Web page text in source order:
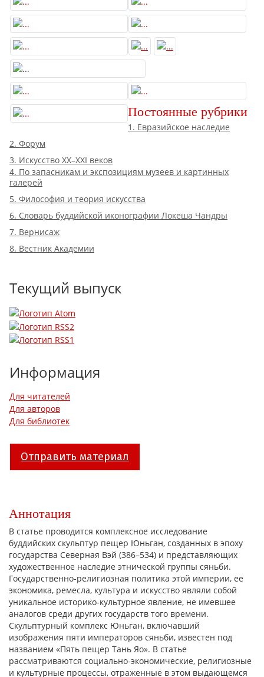
Постоянные рубрики
1. Евразийское наследие
2. Форум
3. Искусство XX–XXI веков
4. По запасникам и экспозициям музеев и картинных
галерей
5. Философия и теория искусства
6. Словарь буддийской иконографии Локеша Чандры
7. Вернисаж
8. Вестник Академии
Текущий выпуск
Информация
Для читателей
Для авторов
Для библиотек
Отправить материал
Аннотация
В статье проводится комплексное исследование
буддийских скульптур пещер Юньган, созданных в эпоху
государства Северная Вэй (386–534) и представляющих
художественное наследие этнической группы сяньби.
Государственно-религиозная политика этой империи, ее
экономика, ремесла, культура и искусство являли собой
уникальное историко-культурное явление, не имевшее
аналогов среди других государств того времени.
Скульптурный комплекс Юньган, включавший
изображения пяти императоров сяньби, известен под
названием «Пять пещер Тань Яо». В статье
рассматриваются социально-экономические, религиозные
и культурные процессы, отраженные в этом выдающемся